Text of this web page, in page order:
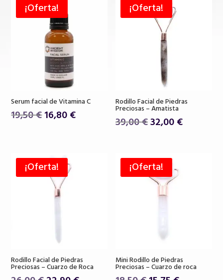
¡Oferta!
Serum facial de Vitamina C
19,50€El
era:
19,50 €.
16,80€El
¡Oferta!
Rodillo Facial de Piedras
Preciosas – Amatista
39,00€El
era:
39,00 €.
32,00€El
¡Oferta!
Rodillo Facial de Piedras
Preciosas – Cuarzo de Roca
¡Oferta!
Mini Rodillo de Piedras
Preciosas – Cuarzo de roca